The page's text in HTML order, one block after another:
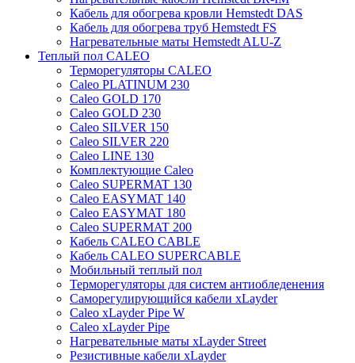
Кабель для обогрева кровли Hemstedt DAS
Кабель для обогрева труб Hemstedt FS
Нагревательные маты Hemstedt ALU-Z
Теплый пол CALEO
Терморегуляторы CALEO
Caleo PLATINUM 230
Caleo GOLD 170
Caleo GOLD 230
Caleo SILVER 150
Caleo SILVER 220
Caleo LINE 130
Комплектующие Caleo
Caleo SUPERMAT 130
Caleo EASYMAT 140
Caleo EASYMAT 180
Caleo SUPERMAT 200
Кабель CALEO CABLE
Кабель CALEO SUPERCABLE
Мобильный теплый пол
Терморегуляторы для систем антиобледенения
Саморегулирующийся кабели xLayder
Caleo xLayder Pipe W
Caleo xLayder Pipe
Нагревательные маты xLayder Street
Резистивные кабели xLayder